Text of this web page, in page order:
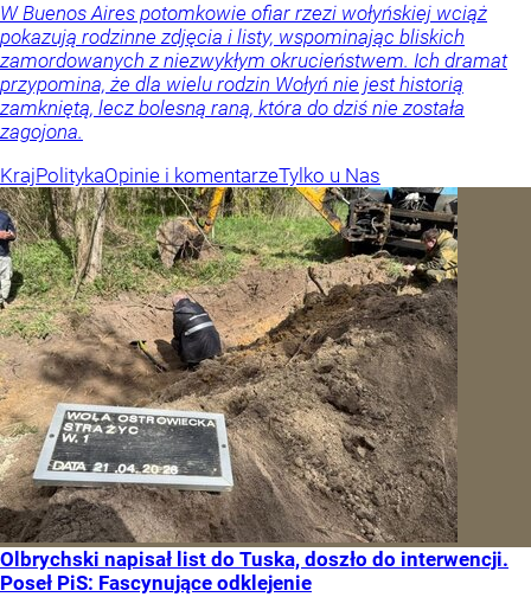
W Buenos Aires potomkowie ofiar rzezi wołyńskiej wciąż
pokazują rodzinne zdjęcia i listy, wspominając bliskich
zamordowanych z niezwykłym okrucieństwem. Ich dramat
przypomina, że dla wielu rodzin Wołyń nie jest historią
zamkniętą, lecz bolesną raną, która do dziś nie została
zagojona.
KrajPolitykaOpinie i komentarzeTylko u Nas
Olbrychski napisał list do Tuska, doszło do interwencji.
Poseł PiS: Fascynujące odklejenie